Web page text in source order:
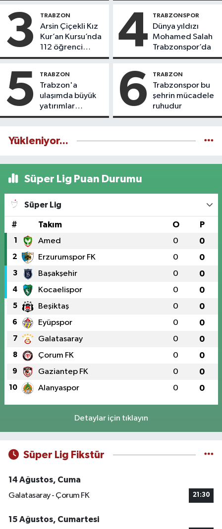
3 TRABZON
Arsin Çiçekli Kız
Kur’an Kursu’nda
112 öğrenci
icazet aldı
4 TRABZONSPOR
Dünya yıldızı
Mohamed Salah
Trabzonspor’da
5 TRABZON
Trabzon'a
ulaşımda büyük
yatırımlar
yapılıyor
6 TRABZON
Trabzonspor bu
şehrin mücadele
ruhudur
Yükleniyor...
Süper Lig Puan Durumu
Süper Lig
# Takım O P
1 Amed 0 0
2 Erzurumspor FK 0 0
3 Başakşehir 0 0
4 Kocaelispor 0 0
5 Beşiktaş 0 0
6 Eyüpspor 0 0
7 Galatasaray 0 0
8 Çorum FK 0 0
9 Gaziantep FK 0 0
10 Alanyaspor 0 0
Detaylar için tıklayın
Süper Lig Fikstür
14 Ağustos, Cuma
Galatasaray - Çorum FK
21:30
15 Ağustos, Cumartesi